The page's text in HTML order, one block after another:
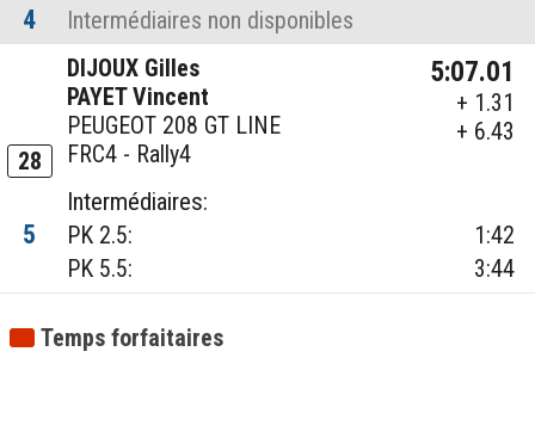
4 Intermédiaires non disponibles
28
DIJOUX Gilles
PAYET Vincent
PEUGEOT 208 GT LINE
FRC4 - Rally4
5:07.01
+ 1.31
+ 6.43
5
Intermédiaires:
PK 2.5:
1:42
PK 5.5:
3:44
Temps forfaitaires